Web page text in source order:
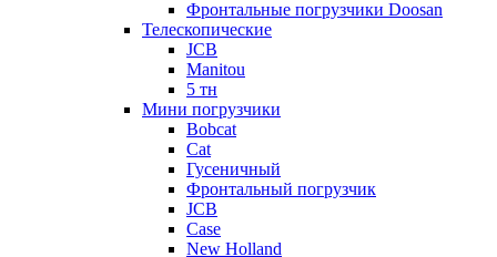
Фронтальные погрузчики Doosan
Телескопические
JCB
Manitou
5 тн
Мини погрузчики
Bobcat
Cat
Гусеничный
Фронтальный погрузчик
JCB
Case
New Holland